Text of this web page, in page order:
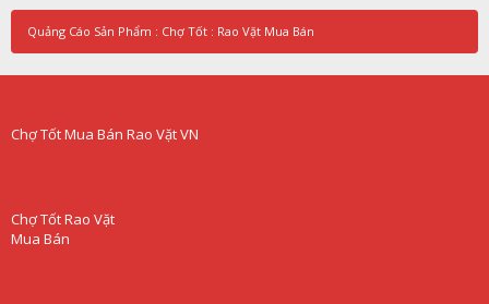
Quảng Cáo Sản Phẩm : Chợ Tốt : Rao Vặt Mua Bán
Chợ Tốt Mua Bán Rao Vặt VN
Chợ Tốt Rao Vặt
Mua Bán